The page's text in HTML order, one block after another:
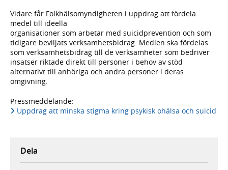
Vidare får Folkhälsomyndigheten i uppdrag att fördela
medel till ideella
organisationer som arbetar med suicidprevention och som
tidigare beviljats verksamhetsbidrag. Medlen ska fördelas
som verksamhetsbidrag till de verksamheter som bedriver
insatser riktade direkt till personer i behov av stöd
alternativt till anhöriga och andra personer i deras
omgivning.
Pressmeddelande:
Uppdrag att minska stigma kring psykisk ohälsa och suicid
Dela